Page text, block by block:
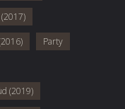
Party
(2019)